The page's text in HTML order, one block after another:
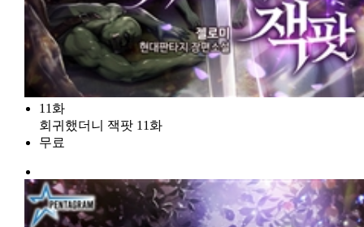
11화
회귀했더니 잭팟 11화
무료